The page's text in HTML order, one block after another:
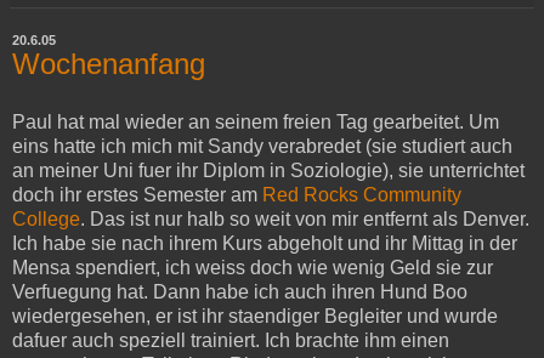
20.6.05
Wochenanfang
Paul hat mal wieder an seinem freien Tag gearbeitet. Um
eins hatte ich mich mit Sandy verabredet (sie studiert auch
an meiner Uni fuer ihr Diplom in Soziologie), sie unterrichtet
doch ihr erstes Semester am Red Rocks Community
College. Das ist nur halb so weit von mir entfernt als Denver.
Ich habe sie nach ihrem Kurs abgeholt und ihr Mittag in der
Mensa spendiert, ich weiss doch wie wenig Geld sie zur
Verfuegung hat. Dann habe ich auch ihren Hund Boo
wiedergesehen, er ist ihr staendiger Begleiter und wurde
dafuer auch speziell trainiert. Ich brachte ihm einen